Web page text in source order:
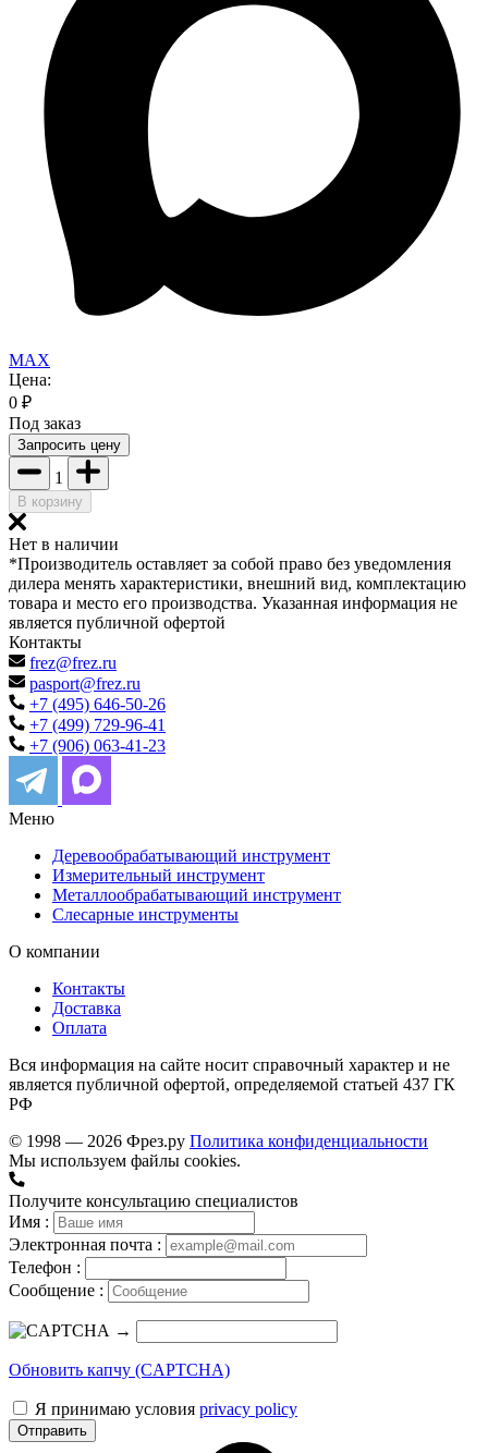
MAX
Цена:
0 ₽
Под заказ
Запросить цену
1
В корзину
Нет в наличии
*Производитель оставляет за собой право без уведомления
дилера менять характеристики, внешний вид, комплектацию
товара и место его производства. Указанная информация не
является публичной офертой
Контакты
frez@frez.ru
pasport@frez.ru
+7 (495) 646-50-26
+7 (499) 729-96-41
+7 (906) 063-41-23
Меню
Деревообрабатывающий инструмент
Измерительный инструмент
Металлообрабатывающий инструмент
Слесарные инструменты
О компании
Контакты
Доставка
Оплата
Вся информация на сайте носит справочный характер и не
является публичной офертой, определяемой статьей 437 ГК
РФ
© 1998 — 2026 Фрез.ру Политика конфиденциальности
Мы используем файлы cookies.
Получите консультацию специалистов
Имя :
Электронная почта :
Телефон :
Сообщение :
→
Обновить капчу (CAPTCHA)
Я принимаю условия privacy policy
Отправить